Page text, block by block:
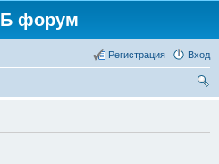
форум
Вход
Регистрация